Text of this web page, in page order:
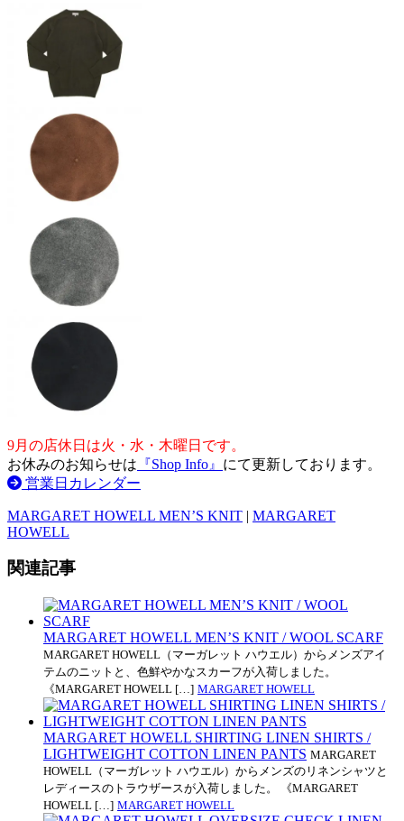
9月の店休日は火・水・木曜日です。
お休みのお知らせは 『Shop Info』 にて更新しております。
営業日カレンダー
MARGARET HOWELL MEN’S KNIT | MARGARET
HOWELL
関連記事
MARGARET HOWELL MEN’S KNIT / WOOL SCARF
MARGARET HOWELL（マーガレット ハウエル）からメンズアイ
テムのニットと、色鮮やかなスカーフが入荷しました。
《MARGARET HOWELL […] MARGARET HOWELL
MARGARET HOWELL SHIRTING LINEN SHIRTS /
LIGHTWEIGHT COTTON LINEN PANTS MARGARET
HOWELL（マーガレット ハウエル）からメンズのリネンシャツと
レディースのトラウザースが入荷しました。 《MARGARET
HOWELL […] MARGARET HOWELL